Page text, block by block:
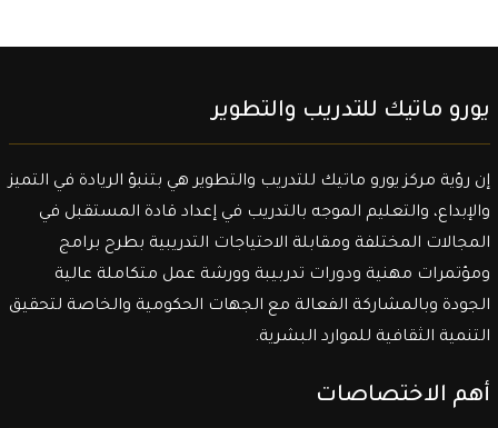
يورو ماتيك للتدريب والتطوير
إن رؤية مركز يورو ماتيك للتدريب والتطوير هي بتنبؤ الريادة في التميز
والإبداع، والتعليم الموجه بالتدريب في إعداد قادة المستقبل في
المجالات المختلفة ومقابلة الاحتياجات التدريبية بطرح برامج
ومؤتمرات مهنية ودورات تدربيبة وورشة عمل متكاملة عالية
الجودة وبالمشاركة الفعالة مع الجهات الحكومية والخاصة لتحقيق
التنمية الثقافية للموارد البشرية.
أهم الاختصاصات